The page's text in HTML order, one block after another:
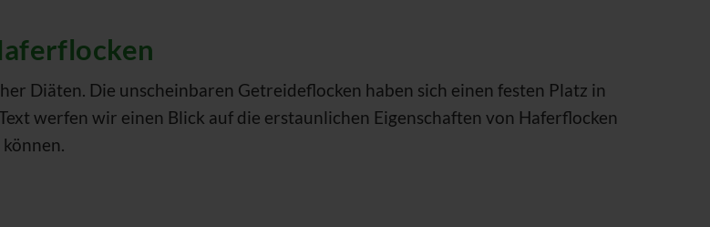
Diäten. Die unscheinbaren Getreideflocken haben sich einen festen Platz in
werfen wir einen Blick auf die erstaunlichen Eigenschaften von Haferflocken